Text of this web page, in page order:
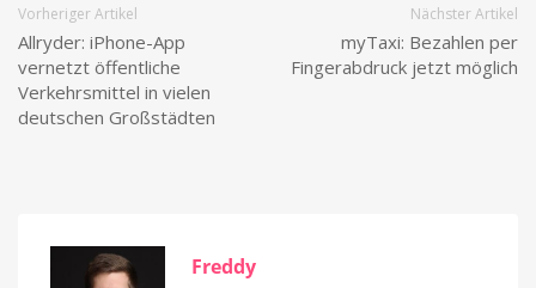
Vorheriger Artikel
Allryder: iPhone-App
vernetzt öffentliche
Verkehrsmittel in vielen
deutschen Großstädten
Nächster Artikel
myTaxi: Bezahlen per
Fingerabdruck jetzt möglich
Freddy